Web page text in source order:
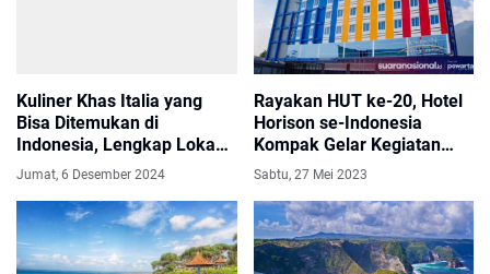
Kuliner Khas Italia yang
Bisa Ditemukan di
Indonesia, Lengkap Lokasi
Belinya!
Jumat, 6 Desember 2024
Rayakan HUT ke-20, Hotel
Horison se-Indonesia
Kompak Gelar Kegiatan
Sosial
Sabtu, 27 Mei 2023